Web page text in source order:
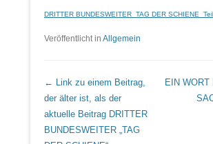
DRITTER BUNDESWEITER_TAG DER
Veröffentlicht in Allgemein
Beitrags Übersicht
← Link zu einem Beitrag,
der älter ist, als der
aktuelle Beitrag DRITTER
BUNDESWEITER „TAG
EIN WORT